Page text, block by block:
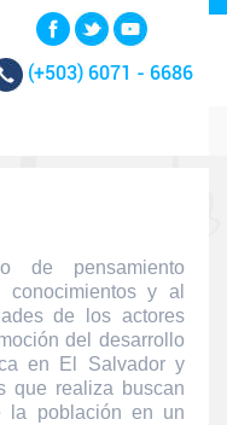
(+503) 6071 - 6686
de pensamiento
y al
de los actores
del desarrollo
en El Salvador y
que realiza buscan
la población en un